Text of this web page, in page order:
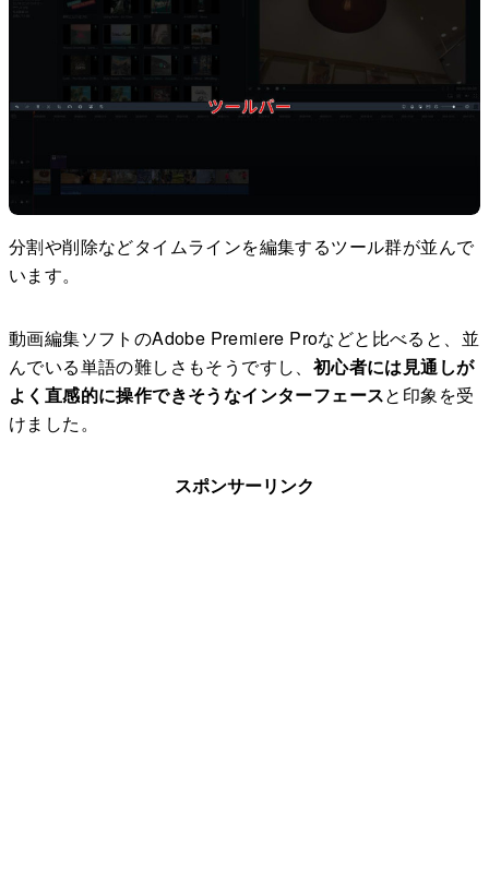
分割や削除などタイムラインを編集するツール群が並んで
います。
動画編集ソフトのAdobe Premiere Proなどと比べると、並
んでいる単語の難しさもそうですし、 初心者には見通しが
よく直感的に操作できそうなインターフェースと印象を受
けました。
スポンサーリンク